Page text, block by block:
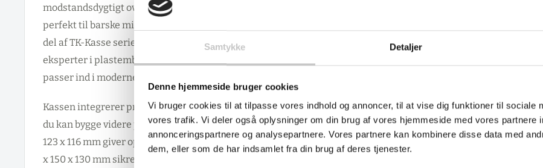
Samtykke Detaljer
Denne hjemmeside bruger cookies
Vi bruger cookies til at tilpasse vores indhold og annoncer, til at vise dig funktioner til sociale
vores trafik. Vi deler også oplysninger om din brug af vores hjemmeside med vores partnere
annonceringspartnere og analysepartnere. Vores partnere kan kombinere disse data med
dem, eller som de har indsamlet fra din brug af deres tjenester.
modstandsdygtigt over for kemikalier, fugt og slag. Dette gør kassen
perfekt til barske miljøer - fra kølehuse til varme produktionshaller. Som
del af TK-Kasse serien fra GRUBER SYSTEME får du kvalitet udviklet af
eksperter i plastemballage, og samtidig en genanvendelig løsning der
passer ind i moderne bæredygtighedstænkning.
Kassen integrerer problemfrit i eksisterende reoler og transportvogne, så
du kan bygge videre på dit nuværende system. De indvendige mål på 190 x
123 x 116 mm giver optimal plads til organisering, mens de ydre mål på 210
x 150 x 130 mm sikrer stabil stabling og nem håndtering.